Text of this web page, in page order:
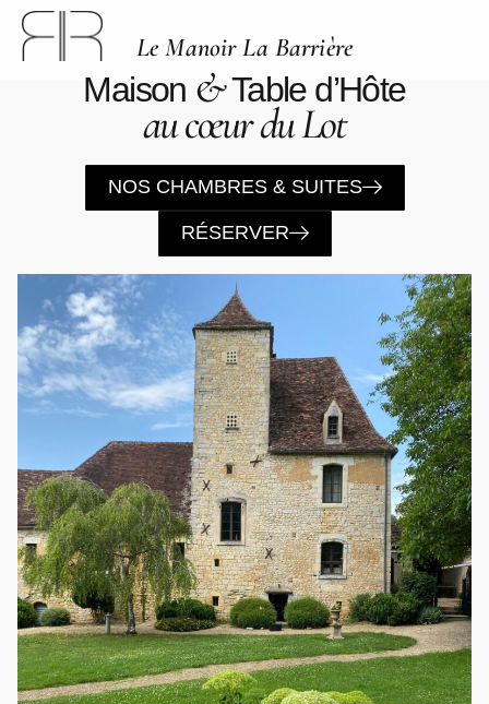
Le Manoir La Barrière
Maison &Table d’Hôte
au cœur du Lot
NOS CHAMBRES & SUITES
RÉSERVER